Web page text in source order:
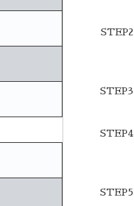
STEP2
STEP3
STEP4
STEP5